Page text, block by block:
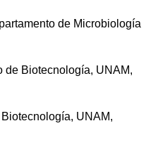
de Microbiología
de Biotecnología, UNAM,
UNAM,